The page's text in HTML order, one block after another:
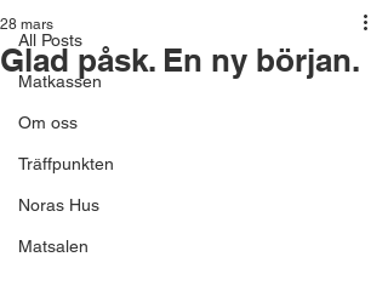
All Posts
Matkassen
Om oss
Träffpunkten
Noras Hus
Matsalen
Glad påsk. En ny början.
28 mars